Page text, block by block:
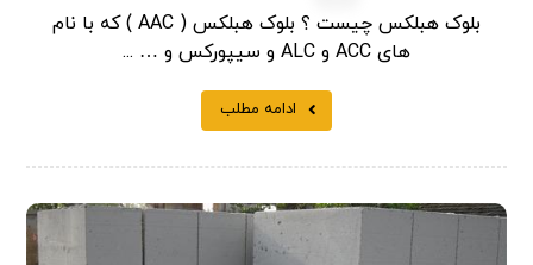
بلوک هبلکس چیست ؟ بلوک هبلکس ( AAC ) که با نام
های ACC و ALC و سیپورکس و … ...
ادامه مطلب